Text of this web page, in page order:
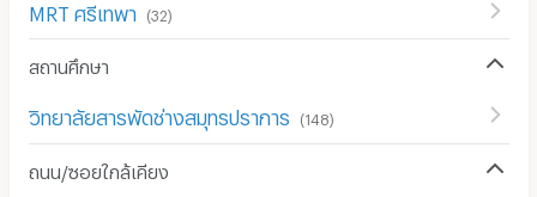
MRT ศรีเทพา (32)
สถานศึกษา
วิทยาลัยสารพัดช่างสมุทรปราการ (148)
ถนน/ซอยใกล้เคียง